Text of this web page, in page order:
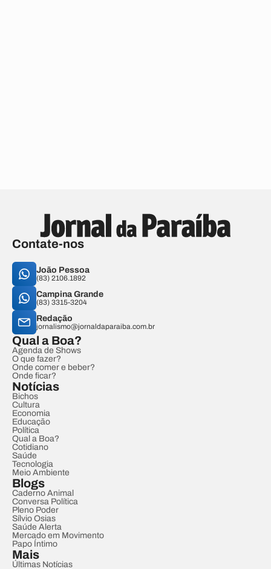
Contate-nos
João Pessoa
(83) 2106.1892
Campina Grande
(83) 3315-3204
Redação
jornalismo@jornaldaparaiba.com.br
Qual a Boa?
Agenda de Shows
O que fazer?
Onde comer e beber?
Onde ficar?
Notícias
Bichos
Cultura
Economia
Educação
Política
Qual a Boa?
Cotidiano
Saúde
Tecnologia
Meio Ambiente
Blogs
Caderno Animal
Conversa Política
Pleno Poder
Sílvio Osias
Saúde Alerta
Mercado em Movimento
Papo Íntimo
Mais
Últimas Notícias